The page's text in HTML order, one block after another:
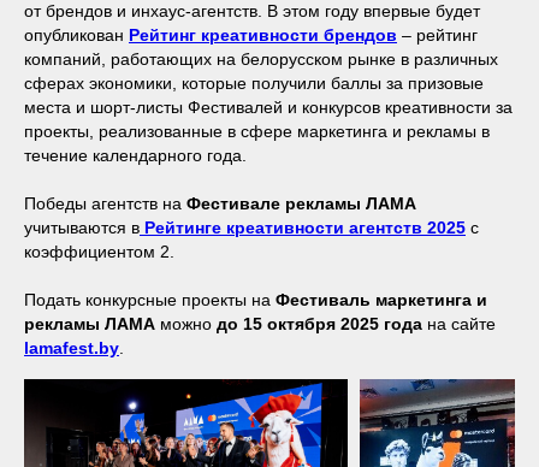
от брендов и инхаус-агентств. В этом году впервые будет
опубликован Рейтинг креативности брендов – рейтинг
компаний, работающих на белорусском рынке в различных
сферах экономики, которые получили баллы за призовые
места и шорт-листы Фестивалей и конкурсов креативности за
проекты, реализованные в сфере маркетинга и рекламы в
течение календарного года.
Победы агентств на Фестивале рекламы ЛАМА
учитываются в Рейтинге креативности агентств 2025 с
коэффициентом 2.
Подать конкурсные проекты на Фестиваль маркетинга и
рекламы ЛАМА можно до 15 октября 2025 года на сайте
lamafest.by